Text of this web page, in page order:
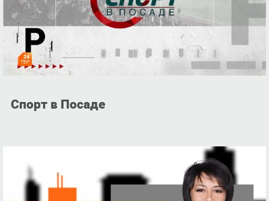
Спорт в Посаде